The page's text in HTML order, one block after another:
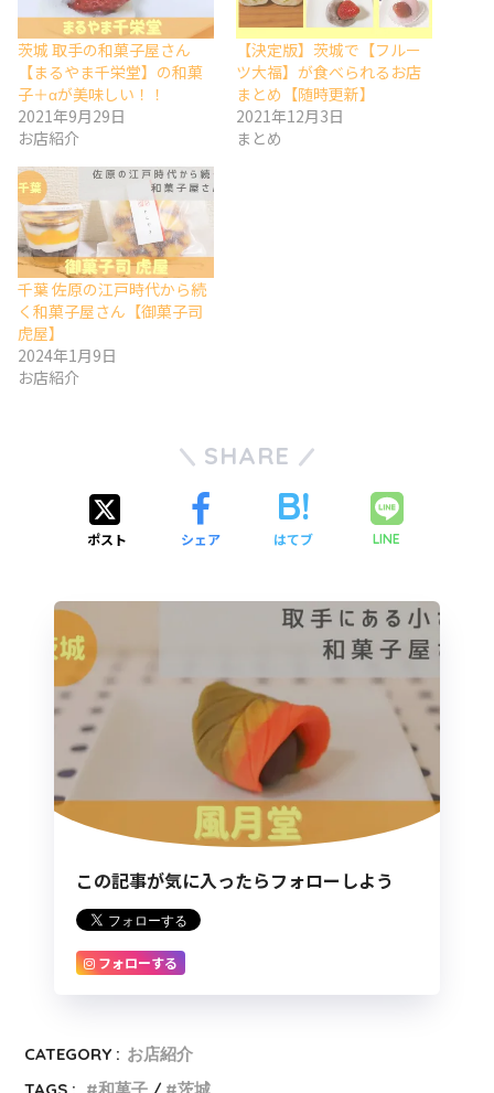
茨城 取手の和菓子屋さん
【まるやま千栄堂】の和菓
子＋αが美味しい！！
2021年9月29日
お店紹介
【決定版】茨城で【フルー
ツ大福】が食べられるお店
まとめ【随時更新】
2021年12月3日
まとめ
千葉 佐原の江戸時代から続
く和菓子屋さん【御菓子司
虎屋】
2024年1月9日
お店紹介
SHARE
ポスト シェア はてブ LINE
この記事が気に入ったらフォローしよう
フォローする
CATEGORY : お店紹介